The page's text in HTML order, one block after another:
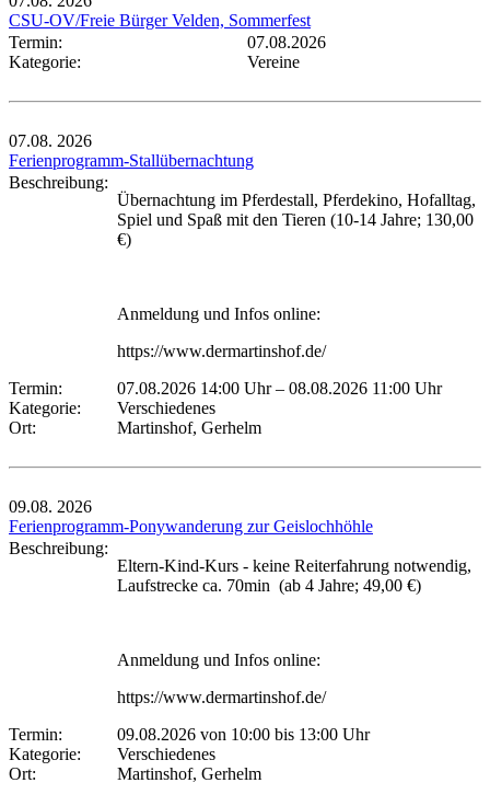
CSU-OV/Freie Bürger Velden, Sommerfest
Termin:
07.08.2026
Kategorie:
Vereine
07.08. 2026
Ferienprogramm-Stallübernachtung
Beschreibung:
Übernachtung im Pferdestall, Pferdekino, Hofalltag,
Spiel und Spaß mit den Tieren (10-14 Jahre; 130,00
€)
Anmeldung und Infos online:
https://www.dermartinshof.de/
Termin:
07.08.2026 14:00 Uhr– 08.08.2026 11:00 Uhr
Kategorie:
Verschiedenes
Ort:
Martinshof, Gerhelm
09.08. 2026
Ferienprogramm-Ponywanderung zur Geislochhöhle
Beschreibung:
Eltern-Kind-Kurs - keine Reiterfahrung notwendig,
Laufstrecke ca. 70min (ab 4 Jahre; 49,00 €)
Anmeldung und Infos online:
https://www.dermartinshof.de/
Termin:
09.08.2026 von 10:00 bis 13:00 Uhr
Kategorie:
Verschiedenes
Ort:
Martinshof, Gerhelm